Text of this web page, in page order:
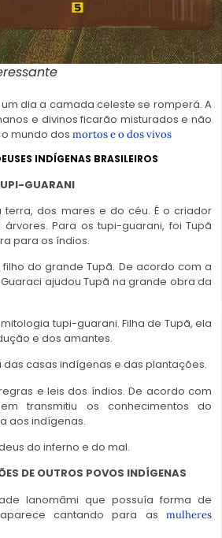
dia a camada celeste se romperá. A
e divinos ficarão misturados e não
mundo dos mortos e o dos vivos
INDÍGENAS BRASILEIROS
GUARANI
terra, dos mares e do céu. É o criador
Para os tupi-guarani, foi Tupã
para os índios.
filho do grande Tupã. De acordo com a
Guaraci ajudou Tupã na grande obra da
tupi-guarani. Filha de Tupã, ela
e dos amantes.
das casas indígenas e das plantações.
e leis dos índios. De acordo com
transmitiu os conhecimentos do
aos indígenas.
do inferno e do mal.
DE OUTROS POVOS INDÍGENAS
Ianomâmi que possuía forma de
cantando para as mulheres